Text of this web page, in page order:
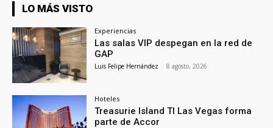
LO MÁS VISTO
Experiencias
Las salas VIP despegan en la red de
GAP
Luis Felipe Hernández - 8 agosto, 2026
Hoteles
Treasurie Island TI Las Vegas forma
parte de Accor